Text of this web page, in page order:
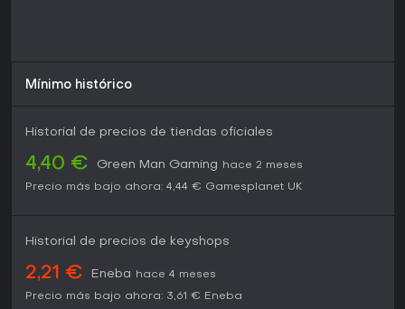
Mínimo histórico
Historial de precios de tiendas oficiales
4,40 € Green Man Gaming
hace 2 meses
Precio más bajo ahora: 4,44 € Gamesplanet UK
Historial de precios de keyshops
2,21 € Eneba
hace 4 meses
Precio más bajo ahora: 3,61 € Eneba